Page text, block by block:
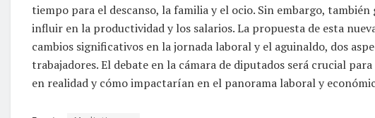
tiempo para el descanso, la familia y el ocio. Sin embargo,
influir en la productividad y los salarios. La propuesta de esta
cambios significativos en la jornada laboral y el aguinaldo, dos
trabajadores. El debate en la cámara de diputados será crucial
en realidad y cómo impactarían en el panorama laboral y